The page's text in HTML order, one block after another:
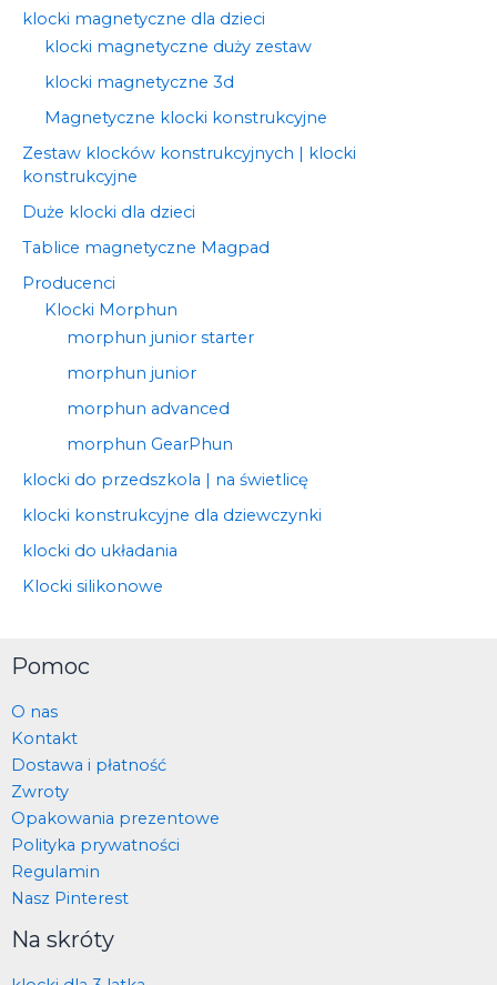
klocki magnetyczne dla dzieci
klocki magnetyczne duży zestaw
klocki magnetyczne 3d
Magnetyczne klocki konstrukcyjne
Zestaw klocków konstrukcyjnych | klocki
konstrukcyjne
Duże klocki dla dzieci
Tablice magnetyczne Magpad
Producenci
Klocki Morphun
morphun junior starter
morphun junior
morphun advanced
morphun GearPhun
klocki do przedszkola | na świetlicę
klocki konstrukcyjne dla dziewczynki
klocki do układania
Klocki silikonowe
Pomoc
O nas
Kontakt
Dostawa i płatność
Zwroty
Opakowania prezentowe
Polityka prywatności
Regulamin
Nasz Pinterest
Na skróty